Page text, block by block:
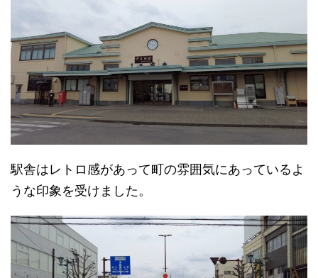
駅舎はレトロ感があって町の雰囲気にあっているよ
うな印象を受けました。